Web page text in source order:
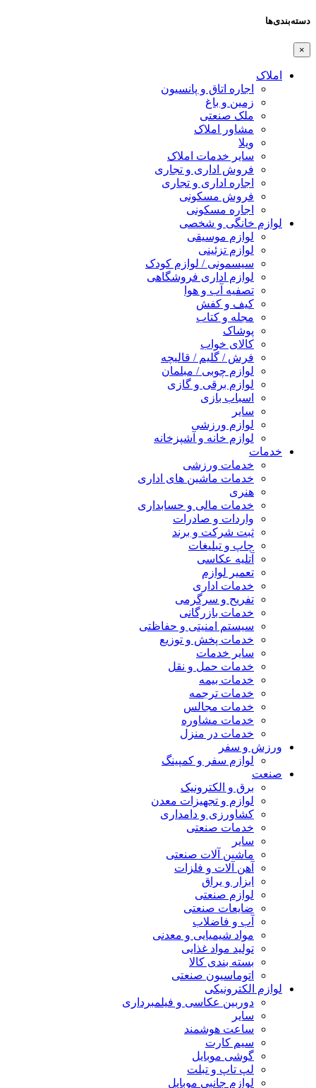
دسته‌بندی‌ها
×
املاک
اجاره اتاق و پانسیون
زمین و باغ
ملک صنعتی
مشاور املاک
ویلا
سایر خدمات املاک
فروش اداری و تجاری
اجاره اداری و تجاری
فروش مسکونی
اجاره مسکونی
لوازم خانگی و شخصی
لوازم موسیقی
لوازم تزئینی
سیسمونی / لوازم کودک
لوازم اداری فروشگاهی
تصفیه آب و هوا
کیف و کفش
مجله و کتاب
پوشاک
کالای خواب
فرش / گلیم / قالیچه
لوازم چوبی / مبلمان
لوازم برقی و گازی
اسباب بازی
سایر
لوازم ورزشی
لوازم خانه و آشپزخانه
خدمات
خدمات ورزشی
خدمات ماشین های اداری
هنری
خدمات مالی و حسابداری
واردات و صادرات
ثبت شرکت و برند
چاپ و تبلیغات
آتلیه عکاسی
تعمیر لوازم
خدمات اداری
تفریح و سرگرمی
خدمات بازرگانی
سیستم امنیتی و حفاظتی
خدمات پخش و توزیع
سایر خدمات
خدمات حمل و نقل
خدمات بیمه
خدمات ترجمه
خدمات مجالس
خدمات مشاوره
خدمات در منزل
ورزش و سفر
لوازم سفر و کمپینگ
صنعت
برق و الکترونیک
لوازم و تجهیزات معدن
کشاورزی و دامداری
خدمات صنعتی
سایر
ماشین آلات صنعتی
آهن آلات و فلزات
ابزار و یراق
لوازم صنعتی
ضایعات صنعتی
آب و فاضلاب
مواد شیمیایی و معدنی
تولید مواد غذایی
بسته بندی کالا
اتوماسیون صنعتی
لوازم الکترونیکی
دوربین عکاسی و فیلمبرداری
سایر
ساعت هوشمند
سیم کارت
گوشی موبایل
لپ تاپ و تبلت
لوازم جانبی موبایل